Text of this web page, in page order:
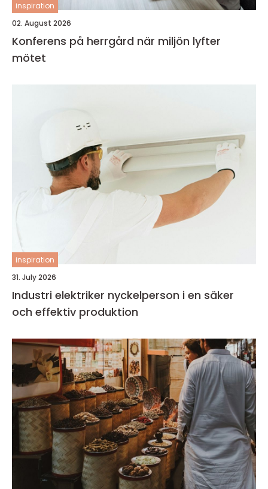
inspiration
02. August 2026
Konferens på herrgård när miljön lyfter
mötet
inspiration
31. July 2026
Industri elektriker nyckelperson i en säker
och effektiv produktion